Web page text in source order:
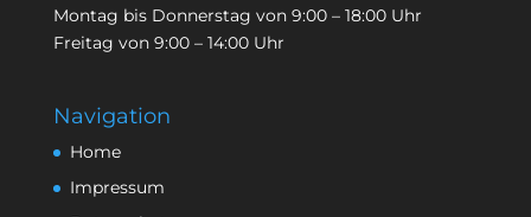
Montag bis Donnerstag von 9:00 – 18:00 Uhr
Freitag von 9:00 – 14:00 Uhr
Navigation
Home
Impressum